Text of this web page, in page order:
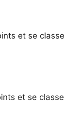
et se classe
et se classe